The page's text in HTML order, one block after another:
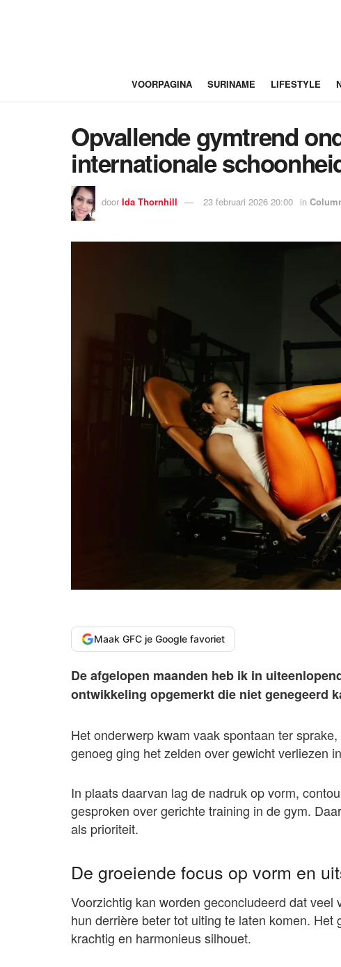
VOORPAGINA SURINAME LIFESTYLE
Opvallende gymtrend
internationale
door Ida Thornhill 23 februari 2026 20:00 in
Maak GFC je Google favoriet
De afgelopen maanden heb ik in
ontwikkeling opgemerkt die niet genegeerd
Het onderwerp kwam vaak spontaan ter
genoeg ging het zelden over gewicht verliezen
In plaats daarvan lag de nadruk op vorm,
gesproken over gerichte training in de gym.
als prioriteit.
De groeiende focus op vorm en
Voorzichtig kan worden geconcludeerd dat
hun derrière beter tot uiting te laten komen.
krachtig en harmonieus silhouet.